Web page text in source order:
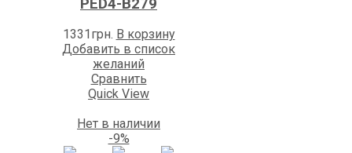
PED4-В279
1331 грн. В корзину
Добавить в список
желаний
Сравнить
Quick View
Нет в наличии
-9%